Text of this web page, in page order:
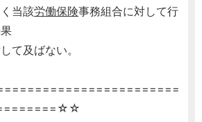
当該労働保険事務組合に対して行
て及ばない。